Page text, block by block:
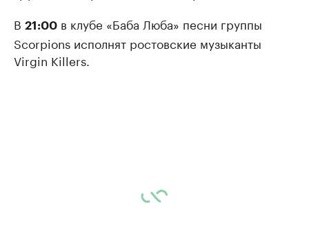
В 21:00 в клубе «Баба Люба» песни группы
Scorpions исполнят ростовские музыканты
Virgin Killers.